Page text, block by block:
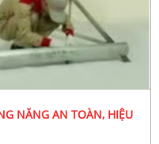
NĂNG AN TOÀN, HIỆU